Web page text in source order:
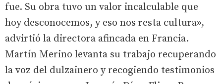
fue. Su obra tuvo un valor incalculable que
hoy desconocemos, y eso nos resta cultura»,
advirtió la directora afincada en Francia.
Martín Merino levanta su trabajo recuperando
la voz del dulzainero y recogiendo testimonios